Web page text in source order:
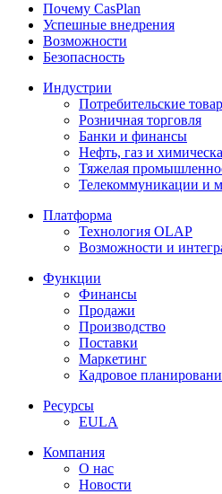
Почему CasPlan
Успешные внедрения
Возможности
Безопасность
Индустрии
Потребительские
Розничная торговля
Банки и финансы
Нефть, газ и
Тяжелая
Телекоммуникации и
Платформа
Технология OLAP
Возможности и
Функции
Финансы
Продажи
Производство
Поставки
Маркетинг
Кадровое
Ресурсы
EULA
Компания
О нас
Новости